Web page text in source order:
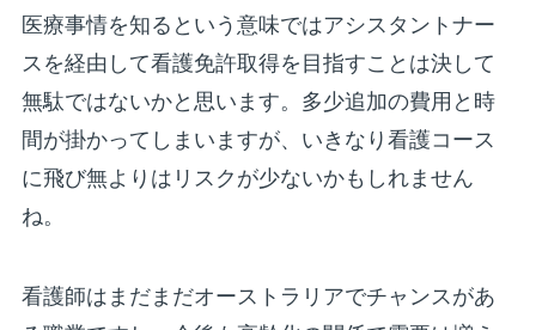
医療事情を知るという意味ではアシスタントナー
スを経由して看護免許取得を目指すことは決して
無駄ではないかと思います。多少追加の費用と時
間が掛かってしまいますが、いきなり看護コース
に飛び無よりはリスクが少ないかもしれません
ね。
看護師はまだまだオーストラリアでチャンスがあ